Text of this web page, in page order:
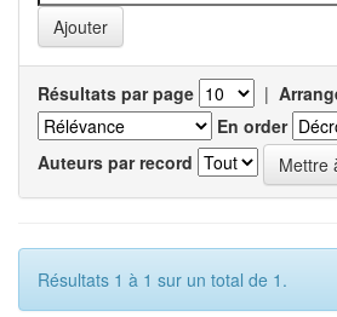
Résultats par page |
En order
Auteurs par record
Résultats 1 à 1 sur un total de 1.